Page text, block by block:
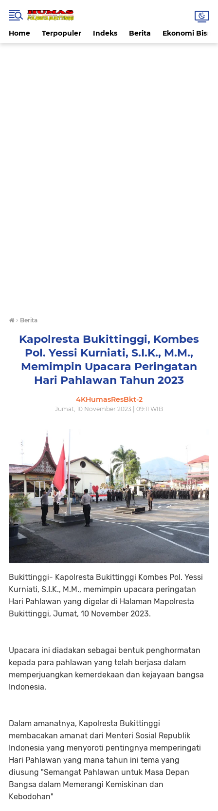
Home Terpopuler Indeks Berita Ekonomi Bisnis
› Berita
Kapolresta Bukittinggi, Kombes
Pol. Yessi Kurniati, S.I.K., M.M.,
Memimpin Upacara Peringatan
Hari Pahlawan Tahun 2023
4KHumasResBkt-2
Jumat, 10 November 2023 | 09:11 WIB
Bukittinggi- Kapolresta Bukittinggi Kombes Pol. Yessi
Kurniati, S.I.K., M.M., memimpin upacara peringatan
Hari Pahlawan yang digelar di Halaman Mapolresta
Bukittinggi, Jumat, 10 November 2023.
Upacara ini diadakan sebagai bentuk penghormatan
kepada para pahlawan yang telah berjasa dalam
memperjuangkan kemerdekaan dan kejayaan bangsa
Indonesia.
Dalam amanatnya, Kapolresta Bukittinggi
membacakan amanat dari Menteri Sosial Republik
Indonesia yang menyoroti pentingnya memperingati
Hari Pahlawan yang mana tahun ini tema yang
diusung "Semangat Pahlawan untuk Masa Depan
Bangsa dalam Memerangi Kemiskinan dan
Kebodohan"